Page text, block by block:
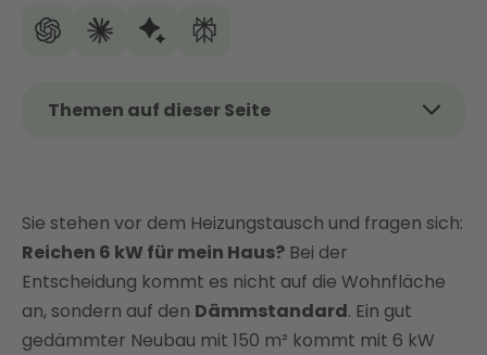
Themen auf dieser Seite
Der teuerste Fehler: Wärmepumpe
überdimensionieren
Was eine 6-kW-Wärmepumpe wirklich kostet und
einspart
Förderung: Bis zu 80 % bei der Wärmepumpen
Sie stehen vor dem Heizungstausch und fragen sich:
Reichen 6 kW für mein Haus? Bei der
Entscheidung kommt es nicht auf die Wohnfläche
an, sondern auf den Dämmstandard. Ein gut
gedämmter Neubau mit 150 m² kommt mit 6 kW